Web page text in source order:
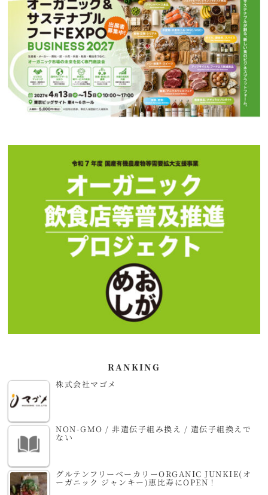
RANKING
株式会社マゴメ
NON-GMO / 非遺伝子組み換え / 遺伝子組換えで
ない
グルテンフリーベーカリーORGANIC JUNKIE(オ
ーガニック ジャンキー)恵比寿にOPEN！